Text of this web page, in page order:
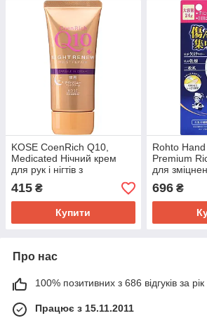
KOSE CoenRich Q10,
Medicated Нічний крем
для рук і нігтів з
коензимом, 80 г
415 ₴
Купити
Rohto
Premium
для
догляду за
696₴
Про нас
100% позитивних з 686 відгуків за рік
Працює з 15.11.2011